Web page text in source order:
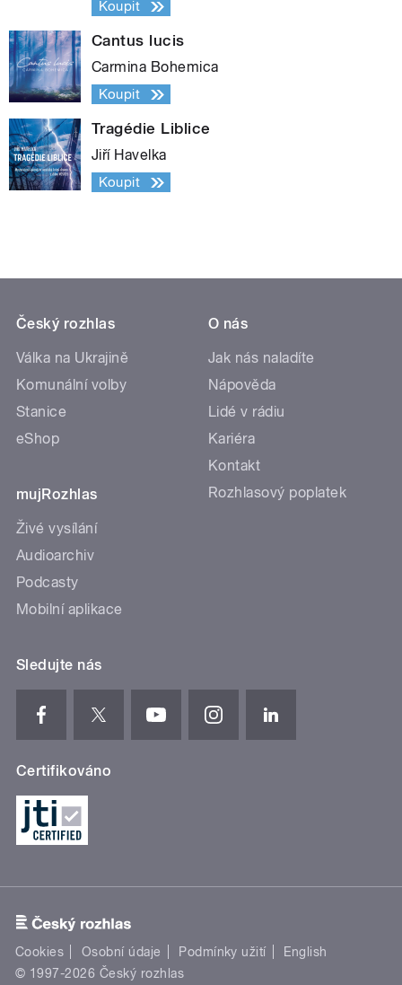
Koupit
Cantus lucis
Carmina Bohemica
Koupit
Tragédie Liblice
Jiří Havelka
Koupit
Český rozhlas
Válka na Ukrajině
Komunální volby
Stanice
eShop
mujRozhlas
Živé vysílání
Audioarchiv
Podcasty
Mobilní aplikace
O nás
Jak nás naladíte
Nápověda
Lidé v rádiu
Kariéra
Kontakt
Rozhlasový poplatek
Sledujte nás
Certifikováno
Cookies Osobní údaje Podmínky užití
English
© 1997-2026 Český rozhlas